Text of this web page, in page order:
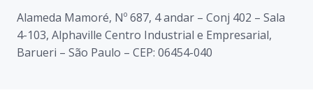
Alameda Mamoré, Nº 687, 4 andar – Conj 402 – Sala
4-103, Alphaville Centro Industrial e Empresarial,
Barueri – São Paulo – CEP: 06454-040